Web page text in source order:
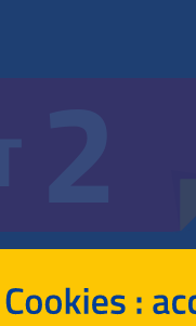
2